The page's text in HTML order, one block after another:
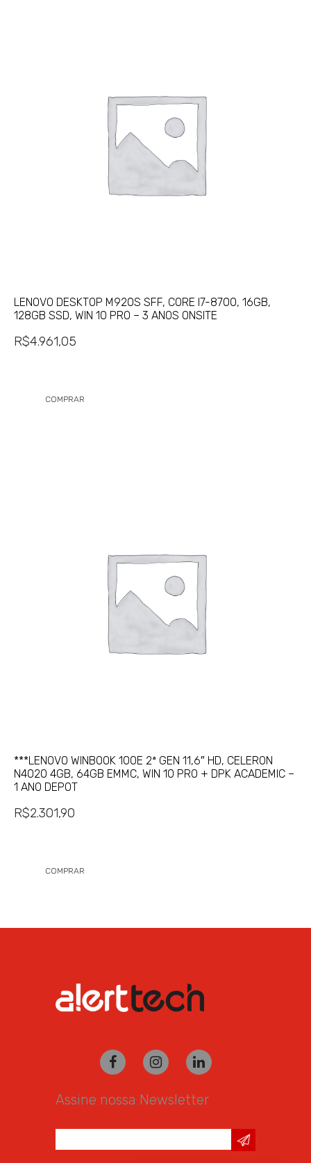
LENOVO DESKTOP M920S SFF, CORE I7-8700, 16GB,
128GB SSD, WIN 10 PRO – 3 ANOS ONSITE
R$4.961,05
COMPRAR
***LENOVO WINBOOK 100E 2ª GEN 11,6″ HD, CELERON
N4020 4GB, 64GB EMMC, WIN 10 PRO + DPK ACADEMIC –
1 ANO DEPOT
R$2.301,90
COMPRAR
Assine nossa Newsletter